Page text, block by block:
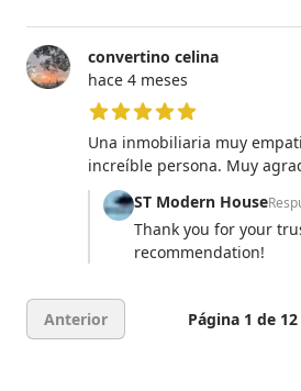
convertino celina
hace 4 meses
5 de 5 estrellas
Una inmobiliaria muy
increíble persona. Muy
ST Modern House
Thank you for your
recommendation!
Anterior Página 1 de 12